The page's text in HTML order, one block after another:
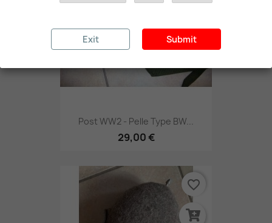
Post WW2 - Pelle Type BW...
29,00 €
favorite_border
Exit Submit